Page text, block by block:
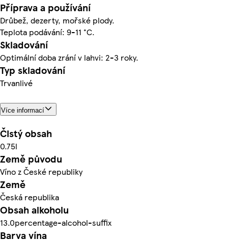
Příprava a používání
Drůbež, dezerty, mořské plody.
Teplota podávání: 9-11 °C.
Skladování
Optimální doba zrání v lahvi: 2-3 roky.
Typ skladování
Trvanlivé
Více informací
Čistý obsah
0.75l
Země původu
Víno z České republiky
Země
Česká republika
Obsah alkoholu
13.0percentage-alcohol-suffix
Barva vína